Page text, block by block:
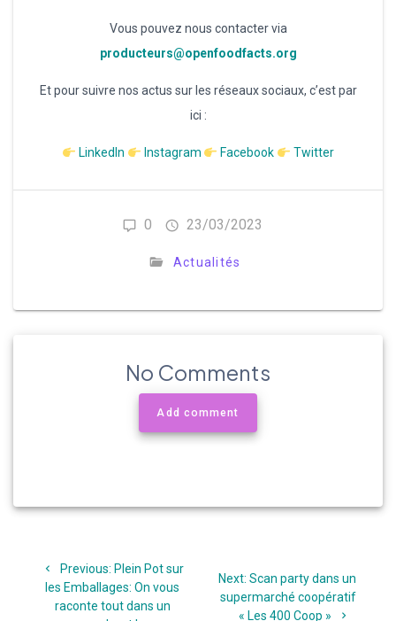
Vous pouvez nous contacter via
producteurs@openfoodfacts.org
Et pour suivre nos actus sur les réseaux sociaux, c’est par
ici :
LinkedIn Instagram Facebook Twitter
0 23/03/2023
Actualités
No Comments
Add comment
de
Previous: Previous
post:
Plein Pot sur
les Emballages: On vous
raconte tout dans un
Next: Next
post:
Scan party dans un
supermarché coopératif
« Les 400 Coop »